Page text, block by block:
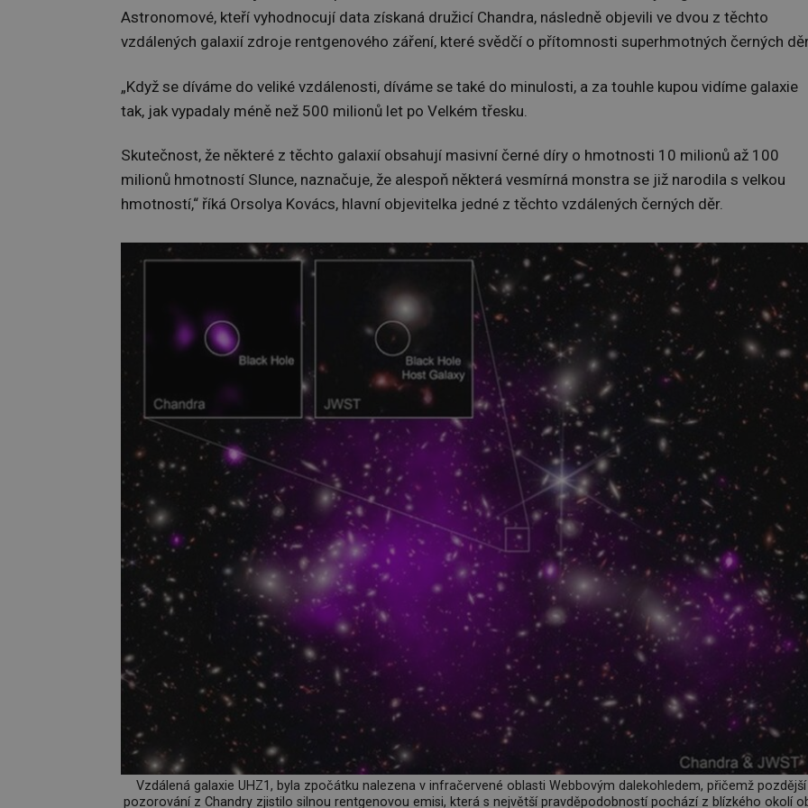
Astronomové, kteří vyhodnocují data získaná družicí Chandra, následně objevili ve dvou z těchto
vzdálených galaxií zdroje rentgenového záření, které svědčí o přítomnosti superhmotných černých
„Když se díváme do veliké vzdálenosti, díváme se také do minulosti, a za touhle kupou vidíme galaxie
tak, jak vypadaly méně než 500 milionů let po Velkém třesku.
Skutečnost, že některé z těchto galaxií obsahují masivní černé díry o hmotnosti 10 milionů až 100
milionů hmotností Slunce, naznačuje, že alespoň některá vesmírná monstra se již narodila s velkou
hmotností,“ říká Orsolya Kovács, hlavní objevitelka jedné z těchto vzdálených černých děr.
Vzdálená galaxie UHZ1, byla zpočátku nalezena v infračervené oblasti Webbovým dalekohledem, přičemž pozdější
pozorování z Chandry zjistilo silnou rentgenovou emisi, která s největší pravděpodobností pochází z blízkého okolí